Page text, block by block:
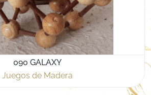
090 GALAXY
Juegos de Madera